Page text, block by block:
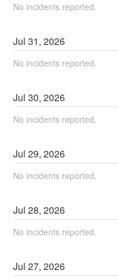
No incidents reported.
Jul31,2026
No incidents reported.
Jul30,2026
No incidents reported.
Jul29,2026
No incidents reported.
Jul28,2026
No incidents reported.
Jul27,2026